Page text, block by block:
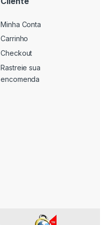
Minha Conta
Carrinho
Checkout
Rastreie sua
encomenda